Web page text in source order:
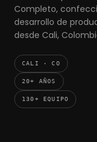
Completo,
desarrollo de
desde Cali,
CALI · CO
20+ AÑOS
130+ EQUIPO